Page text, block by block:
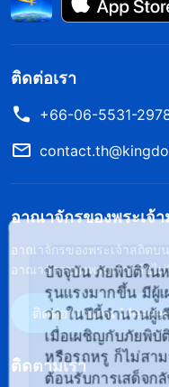
เห็นด้วย ฉันจะยิ่งปั่น
มาเลย ฉันเริ่มไม่พอใ
ด้วยซ้ำ ฉันใช้ชีวิตอยู่ใ
และผลประโยชน์ สำห
ต่อมาฉันได้อธิษฐานต่
แจ้งจากพระองค์ เพื่
เสื่อมทรามของตัวเอ
เช่นนั้นได้ โดยผ่านพร
ติดต่อเรา
+66-06-5531-
อาณาจักรของพระเจ้
อาณาจักรของพระเจ้าสถิต
อาณาจักรของพระเจ้าหรือไม่
ติดต่อเราผ่าน
ติดตามเรา
ปัจจุบัน ภัยพิบัติใน
รุนแรงมากขึ้น มีผู้
ว่า ในปีนี้จำนวนผู้
เมื่อเผชิญกับภัยพิบั
หรือรถหรู ก็ไม่สาม
ต้อนรับการเสด็จก